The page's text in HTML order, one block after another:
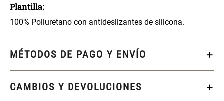
Plantilla:
100% Poliuretano con antideslizantes de silicona.
MÉTODOS DE PAGO Y ENVÍO
CAMBIOS Y DEVOLUCIONES
Cama Nido Grande para Perros
S/ 169.00
Papelero de Plástico Color 8 Lt
15,7x22,2x33,3 cm
S/ 39.90